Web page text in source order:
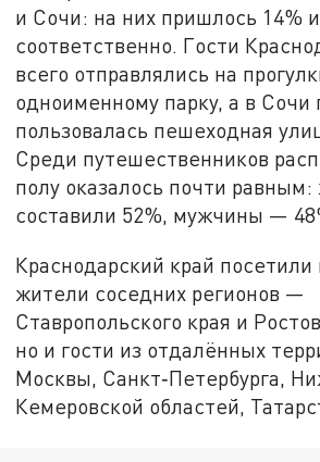
и Сочи: на них пришлось 14%
соответственно. Гости
всего отправлялись на
одноименному парку, а в Сочи
пользовалась пешеходная
Среди путешественников
полу оказалось почти
составили 52%, мужчины —
Краснодарский край посетили
жители соседних регионов —
Ставропольского края и
но и гости из отдалённых
Москвы, Санкт‑Петербурга,
Кемеровской областей,